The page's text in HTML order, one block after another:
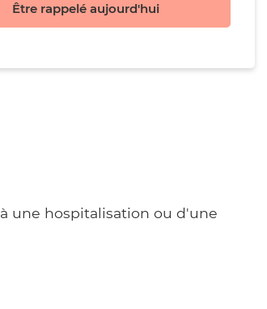
Être rappelé aujourd'hui
une hospitalisation ou d'une